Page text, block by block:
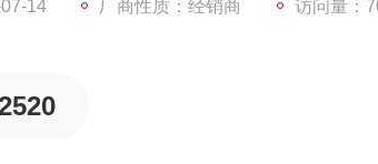
据排量大小不同），变
14 厂商性质：经销商 访问量：